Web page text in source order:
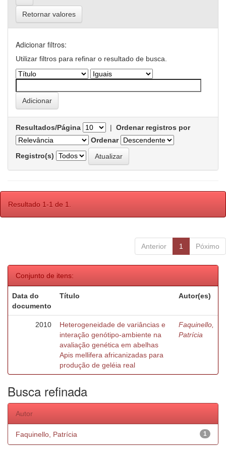
Retornar valores
Adicionar filtros:
Utilizar filtros para refinar o resultado de busca.
Resultados/Página | Ordenar registros por
Ordenar
Registro(s)
Resultado 1-1 de 1.
Anterior 1 Póximo
Conjunto de itens:
Data do
documento
Título Autor(es)
2010
Heterogeneidade de variâncias e
interação genótipo-ambiente na
avaliação genética em abelhas
Apis mellifera africanizadas para
produção de geléia real
Faquinello,
Patrícia
Busca refinada
Autor
1
Faquinello, Patrícia